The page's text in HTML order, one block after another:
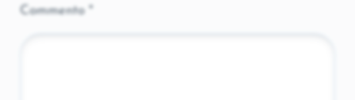
Commento*